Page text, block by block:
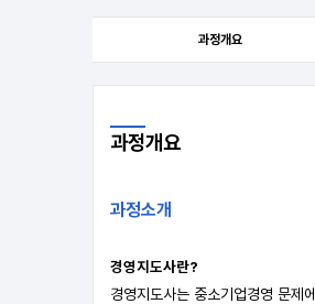
과정개요
과정개요
과정소개
경영지도사란?
경영지도사는 중소기업경영 문